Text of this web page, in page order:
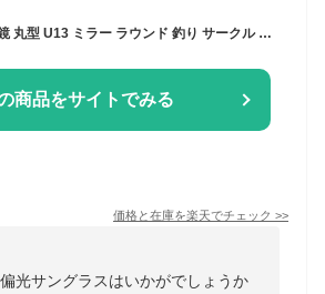
偏光サングラス 丸眼鏡 丸型 U13 ミラー ラウンド 釣り サークル メンズ レディース UVカット
商品をサイトでみる
価格と在庫を楽天でチェック >>
光サングラスはいかがでしょうか